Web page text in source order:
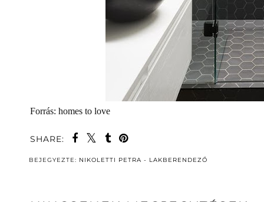
Forrás: homes to love
SHARE:
BEJEGYEZTE: NIKOLETTI PETRA - LAKBERENDEZŐ